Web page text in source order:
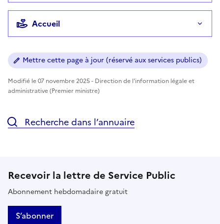
Accueil
Mettre cette page à jour (réservé aux services publics)
Modifié le 07 novembre 2025 - Direction de l'information légale et
administrative (Premier ministre)
Recherche dans l’annuaire
Recevoir la lettre de Service Public
Abonnement hebdomadaire gratuit
S’abonner